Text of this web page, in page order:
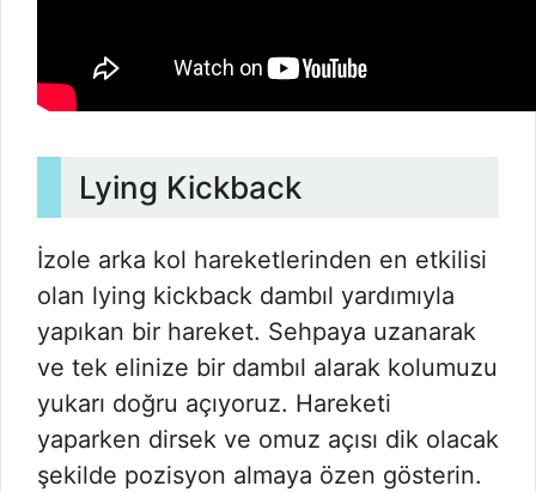
Lying Kickback
İzole arka kol hareketlerinden en etkilisi
olan lying kickback dambıl yardımıyla
yapıkan bir hareket. Sehpaya uzanarak
ve tek elinize bir dambıl alarak kolumuzu
yukarı doğru açıyoruz. Hareketi
yaparken dirsek ve omuz açısı dik olacak
şekilde pozisyon almaya özen gösterin.